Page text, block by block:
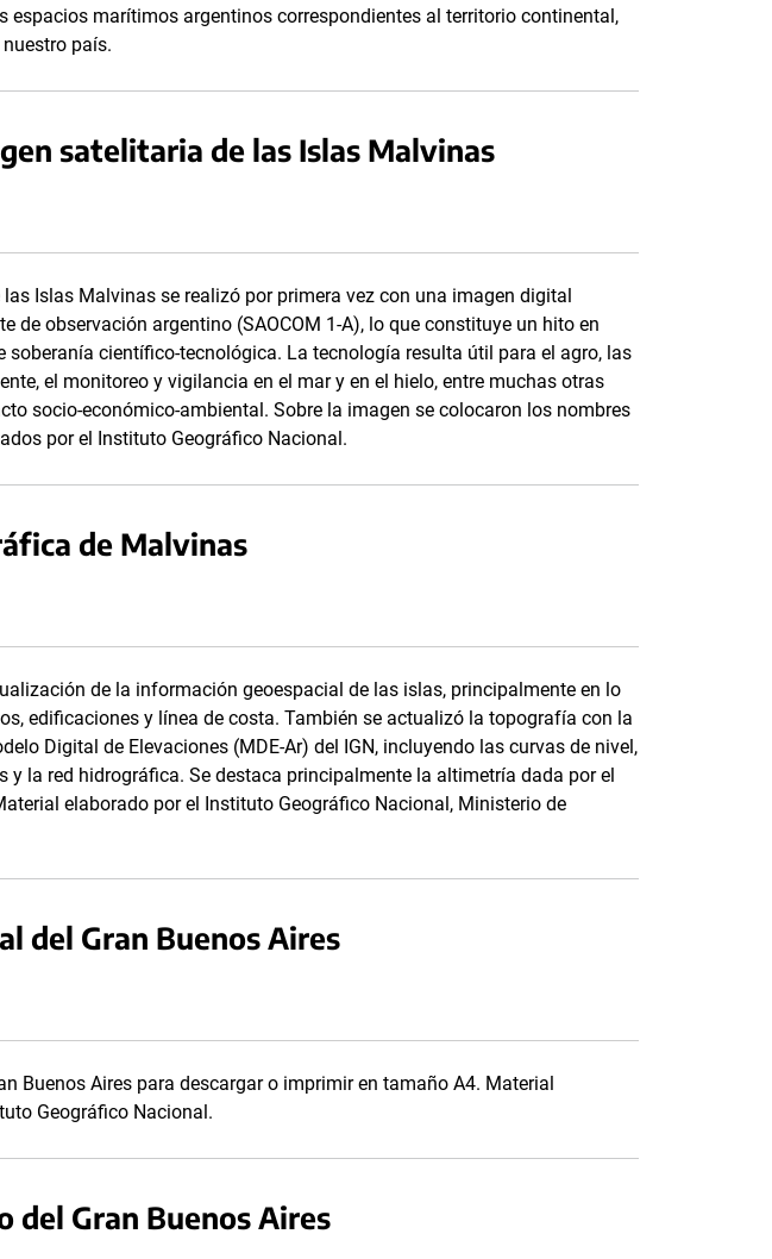
espacios marítimos argentinos correspondientes al territorio continental,
país.
satelitaria de las Islas Malvinas
las Islas Malvinas se realizó por primera vez con una imagen digital
de observación argentino (SAOCOM 1-A), lo que constituye un hito en
soberanía científico-tecnológica. La tecnología resulta útil para el agro, las
el monitoreo y vigilancia en el mar y en el hielo, entre muchas otras
socio-económico-ambiental. Sobre la imagen se colocaron los nombres
por el Instituto Geográfico Nacional.
de Malvinas
de la información geoespacial de las islas, principalmente en lo
edificaciones y línea de costa. También se actualizó la topografía con la
Digital de Elevaciones (MDE-Ar) del IGN, incluyendo las curvas de nivel,
y la red hidrográfica. Se destaca principalmente la altimetría dada por el
elaborado por el Instituto Geográfico Nacional, Ministerio de
del Gran Buenos Aires
Buenos Aires para descargar o imprimir en tamaño A4. Material
Geográfico Nacional.
del Gran Buenos Aires